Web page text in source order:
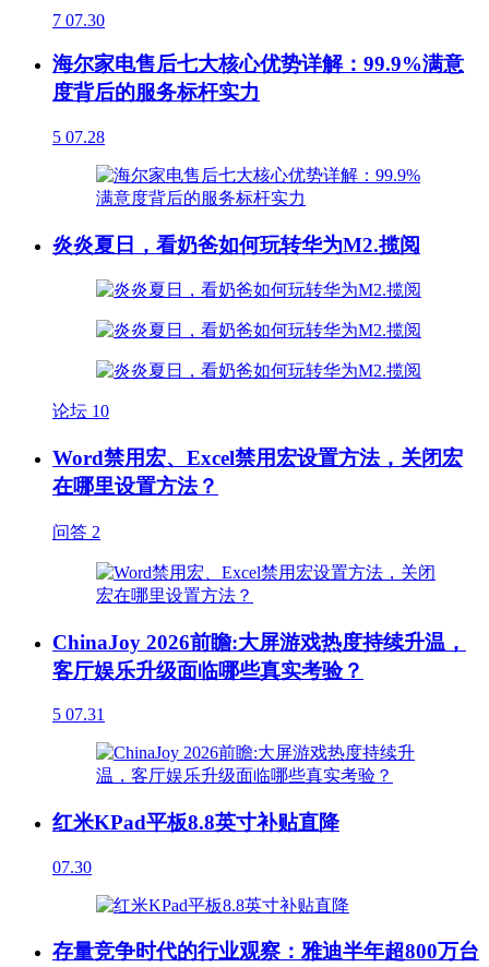
7 07.30
海尔家电售后七大核心优势详解：99.9%满意
度背后的服务标杆实力
5 07.28
炎炎夏日，看奶爸如何玩转华为M2.揽阅
论坛 10
Word禁用宏、Excel禁用宏设置方法，关闭宏
在哪里设置方法？
问答 2
ChinaJoy 2026前瞻:大屏游戏热度持续升温，
客厅娱乐升级面临哪些真实考验？
5 07.31
红米KPad平板8.8英寸补贴直降
07.30
存量竞争时代的行业观察：雅迪半年超800万台